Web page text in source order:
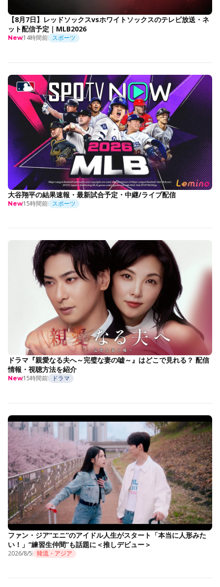
【8月7日】レッドソックスvsホワイトソックスのテレビ放送・ネ
ット配信予定｜MLB2026
New14時間前 スポーツ
大谷翔平の結果速報・最新試合予定・中継/ライブ配信
New15時間前 スポーツ
ドラマ『親愛なる夫へ～完璧な妻の嘘～』はどこで見れる？ 配信
情報・視聴方法を紹介
New15時間前 ドラマ
ファン・ジア“エニ”のアイドル人生がスタート「本当に人形みた
い！」“練習生仲間”も話題に＜推しデビュー＞
2026/8/5 韓流・アジア